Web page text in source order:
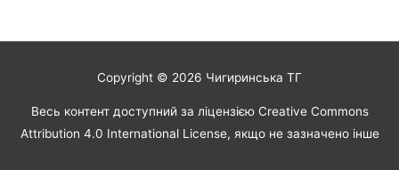
Copyright © 2026 Чигиринська ТГ
Весь контент доступний за ліцензією Creative Commons
Attribution 4.0 International License, якщо не зазначено інше